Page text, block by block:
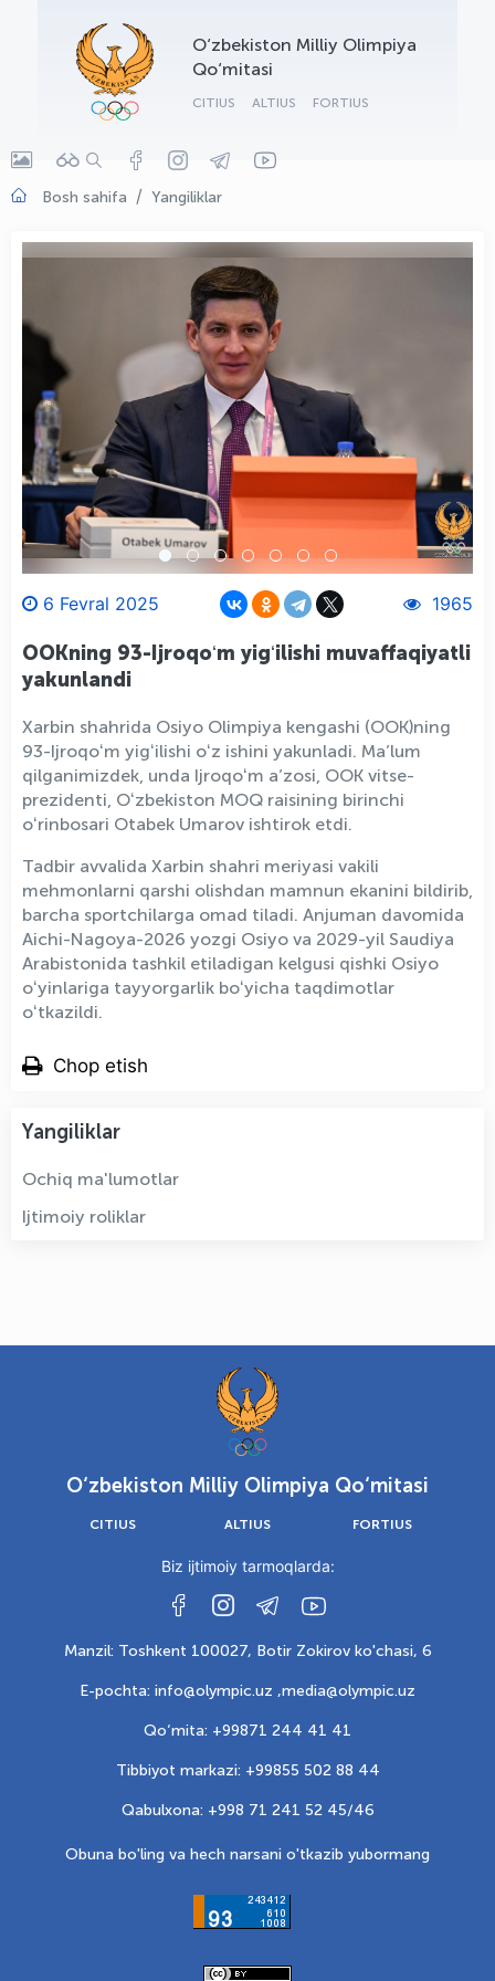
O‘zbekiston Milliy Olimpiya
Qo‘mitasi
CITIUS ALTIUS FORTIUS
Bosh sahifa Yangiliklar
6 Fevral 2025 1965
OOKning 93-Ijroqoʻm yigʻilishi muvaffaqiyatli
yakunlandi
Xarbin shahrida Osiyo Olimpiya kengashi (OOK)ning
93-Ijroqoʻm yigʻilishi oʻz ishini yakunladi. Ma’lum
qilganimizdek, unda Ijroqoʻm a’zosi, OOK vitse-
prezidenti, Oʻzbekiston MOQ raisining birinchi
oʻrinbosari Otabek Umarov ishtirok etdi.
Tadbir avvalida Xarbin shahri meriyasi vakili
mehmonlarni qarshi olishdan mamnun ekanini bildirib,
barcha sportchilarga omad tiladi. Anjuman davomida
Aichi-Nagoya-2026 yozgi Osiyo va 2029-yil Saudiya
Arabistonida tashkil etiladigan kelgusi qishki Osiyo
oʻyinlariga tayyorgarlik boʻyicha taqdimotlar
oʻtkazildi.
Chop etish
Yangiliklar
Ochiq ma'lumotlar
Ijtimoiy roliklar
O‘zbekiston Milliy Olimpiya Qo‘mitasi
CITIUS ALTIUS FORTIUS
Biz ijtimoiy tarmoqlarda:
Manzil: Toshkent 100027, Botir Zokirov ko'chasi, 6
E-pochta: info@olympic.uz ,media@olympic.uz
Qo‘mita: +99871 244 41 41
Tibbiyot markazi: +99855 502 88 44
Qabulxona: +998 71 241 52 45/46
Obuna bo'ling va hech narsani o'tkazib yubormang
OLYMPCHIK AI - yordamchi
Onlayn · olympic.uz